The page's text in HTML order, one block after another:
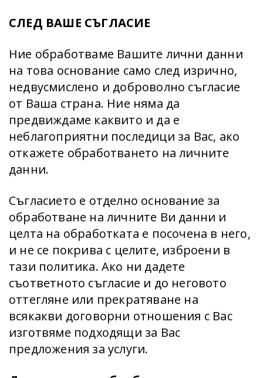
СЛЕД ВАШЕ СЪГЛАСИЕ
Ние обработваме Вашите лични данни
на това основание само след изрично,
недвусмислено и доброволно съгласие
от Ваша страна. Ние няма да
предвиждаме каквито и да е
неблагоприятни последици за Вас, ако
откажете обработването на личните
данни.
Съгласието е отделно основание за
обработване на личните Ви данни и
целта на обработката е посочена в него,
и не се покрива с целите, изброени в
тази политика. Ако ни дадете
съответното съгласие и до неговото
оттегляне или прекратяване на
всякакви договорни отношения с Вас
изготвяме подходящи за Вас
предложения за услуги.